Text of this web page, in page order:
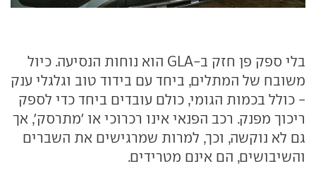
בלי ספק פן חזק ב-GLA הוא נוחות הנסיעה. כיול
משובח של המתלים, ביחד עם בידוד טוב וגלגלי ענק
- כולל בכמות הגומי, כולם עובדים ביחד כדי לספק
ריכוך מפנק. רכב הפנאי אינו רכרוכי או 'מתרסק', אך
גם לא נוקשה, וכך, למרות שמרגישים את השברים
והשיבושים, הם אינם מטרידים.